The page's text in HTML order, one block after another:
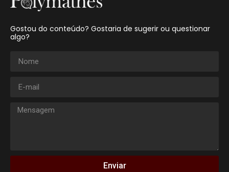
Gostou do conteúdo? Gostaria de sugerir ou questionar
algo?
Enviar